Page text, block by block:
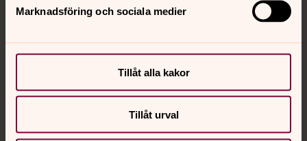
Marknadsföring och sociala medier
Tillåt alla kakor
Tillåt urval
Kontakt
Kalender